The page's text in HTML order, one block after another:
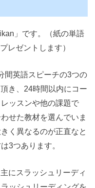
」です。（紙の単語
レゼントします）
間英語スピーチの3つの
き、24時間以内にコー
ッスンや他の課題で
せた教材を選んでいま
く異なるのが正直なと
3つあります。
にスラッシュリーディ